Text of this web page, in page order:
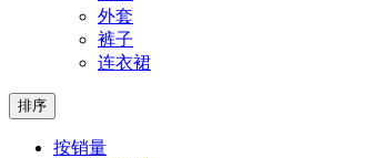
外套
裤子
连衣裙
排序
按销量